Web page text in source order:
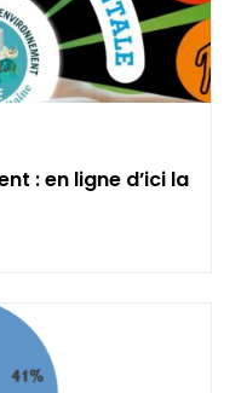
: en ligne d’ici la